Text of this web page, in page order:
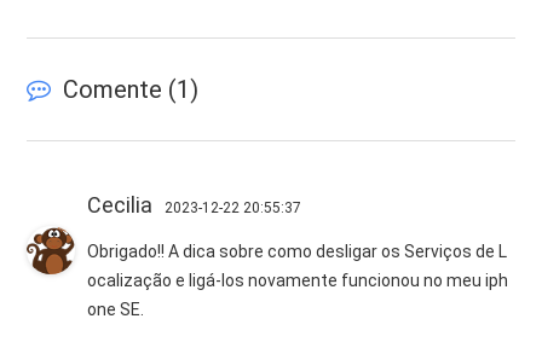
Comente (1 )
Cecilia 2023-12-22 20:55:37
Obrigado!! A dica sobre como desligar os Serviços de L
ocalização e ligá-los novamente funcionou no meu iph
one SE.